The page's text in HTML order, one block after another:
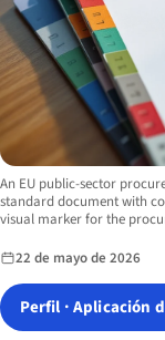
Image description:
An EU public-sector
standard document with
visual marker for the
22 de mayo de 2026
Perfil · Aplicación